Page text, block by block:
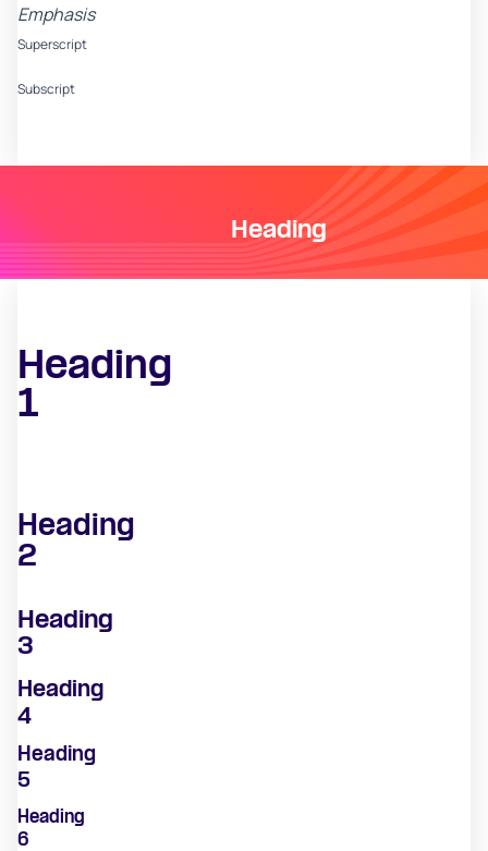
Emphasis
Superscript
Subscript
Heading
Heading
1
Heading
2
Heading
3
Heading
4
Heading
5
Heading
6